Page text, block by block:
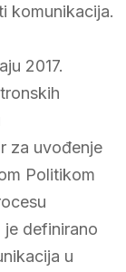
komunikacija.
2017.
za uvođenje
Politikom
je definirano
u